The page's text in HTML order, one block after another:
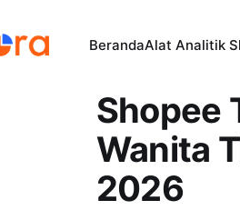
BerandaAlat Analitik
Shopee
Wanita
2026